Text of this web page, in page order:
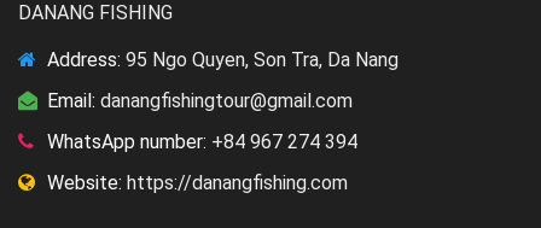
DANANG FISHING
Address: 95 Ngo Quyen, Son Tra, Da Nang
Email: danangfishingtour@gmail.com
WhatsApp number: +84 967 274 394
Website: https://danangfishing.com